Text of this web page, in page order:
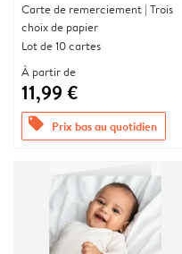
Carte de remerciement | Trois
choix de papier
Lot de 10 cartes
À partir de
11,99 €
offers Prix bas au quotidien